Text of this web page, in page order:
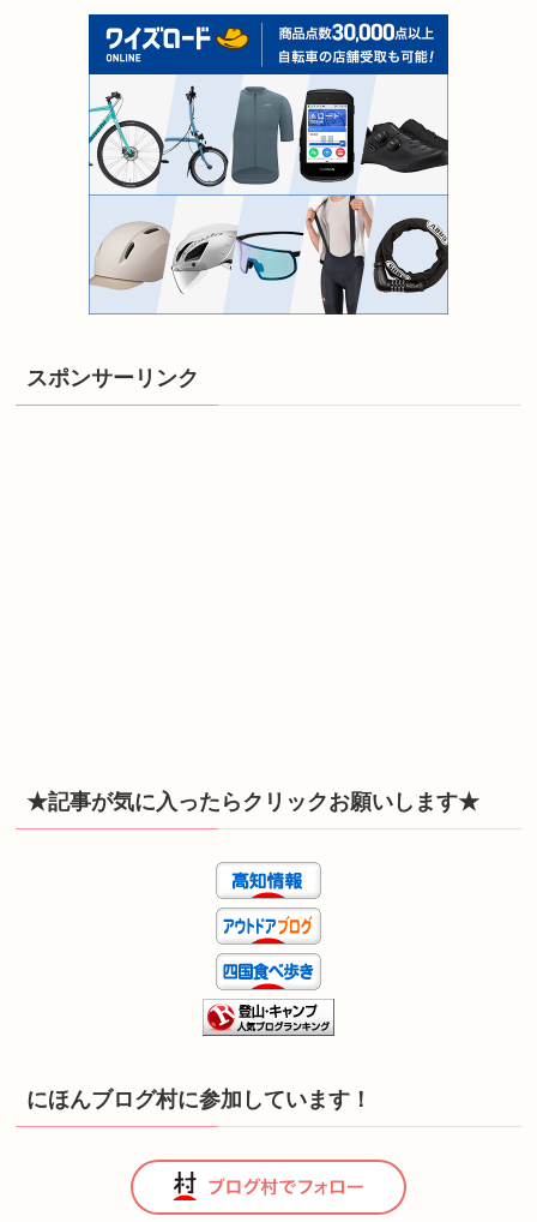
スポンサーリンク
★記事が気に入ったらクリックお願いします★
にほんブログ村に参加しています！